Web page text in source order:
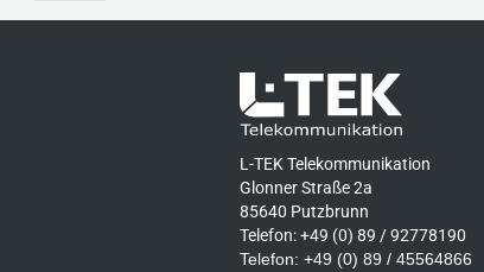
L-TEK Telekommunikation
Glonner Straße 2a
85640 Putzbrunn
Telefon: +49 (0) 89 / 92778190
Telefon: +49 (0) 89 / 45564866